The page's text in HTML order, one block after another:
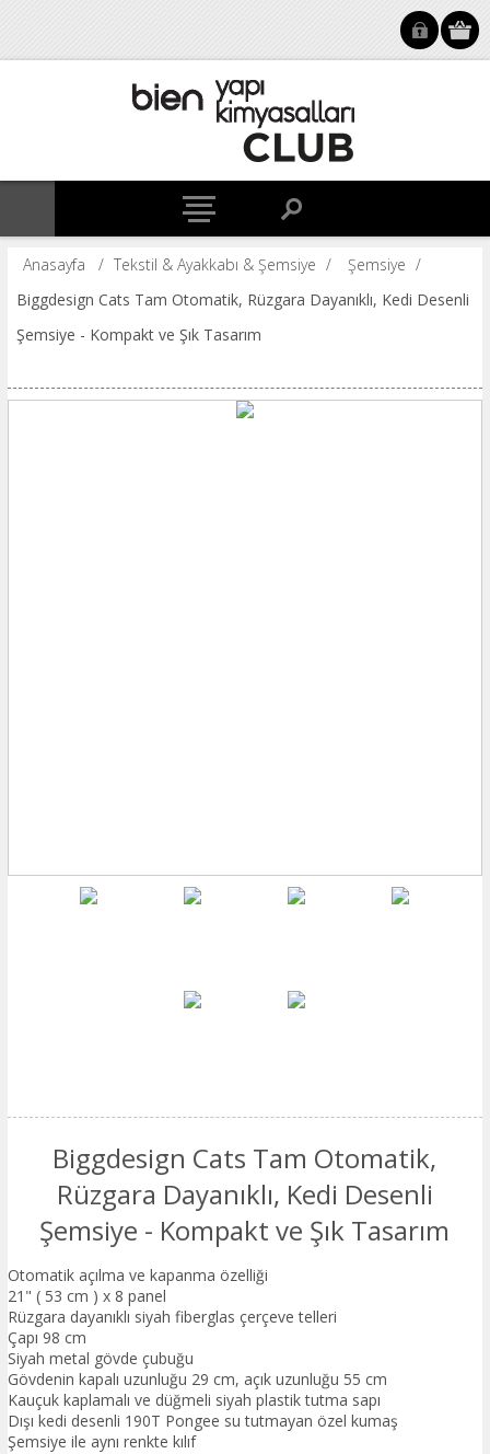
Anasayfa / Tekstil & Ayakkabı & Şemsiye / Şemsiye /
Biggdesign Cats Tam Otomatik, Rüzgara Dayanıklı, Kedi Desenli
Şemsiye - Kompakt ve Şık Tasarım
Biggdesign Cats Tam Otomatik,
Rüzgara Dayanıklı, Kedi Desenli
Şemsiye - Kompakt ve Şık Tasarım
Otomatik açılma ve kapanma özelliği
21" ( 53 cm ) x 8 panel
Rüzgara dayanıklı siyah fiberglas çerçeve telleri
Çapı 98 cm
Siyah metal gövde çubuğu
Gövdenin kapalı uzunluğu 29 cm, açık uzunluğu 55 cm
Kauçuk kaplamalı ve düğmeli siyah plastik tutma sapı
Dışı kedi desenli 190T Pongee su tutmayan özel kumaş
Şemsiye ile aynı renkte kılıf